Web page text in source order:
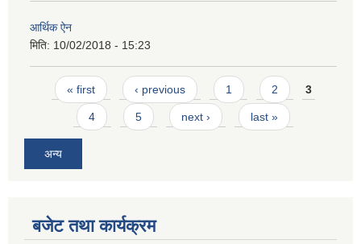
आर्थिक ऐन
मिति: 10/02/2018 - 15:23
Pages
« first ‹ previous 1 2 3
4 5 next › last »
अन्य
बजेट तथा कार्यक्रम